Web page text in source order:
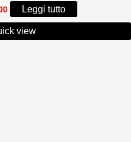
Il
prezzo
attuale
è:
Leggi tutto
view